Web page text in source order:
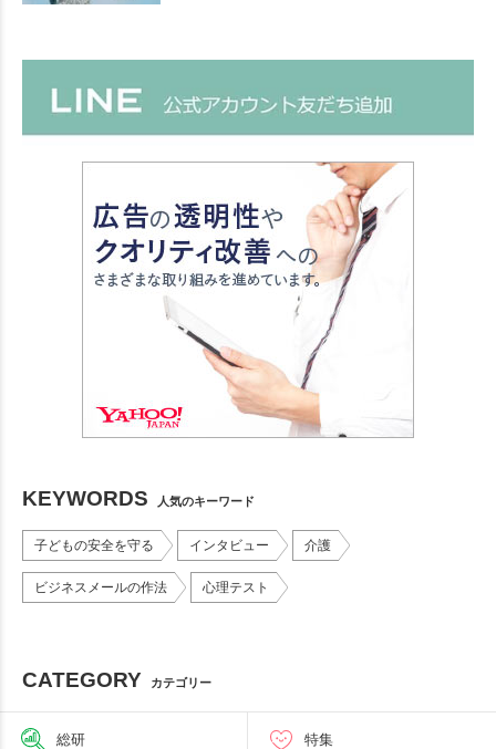
KEYWORDS 人気のキーワード
子どもの安全を守る インタビュー 介護
ビジネスメールの作法 心理テスト
CATEGORY カテゴリー
総研 特集